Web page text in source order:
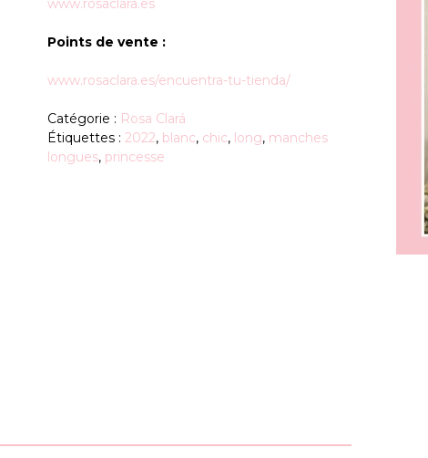
www.rosaclara.es
Points de vente :
www.rosaclara.es/encuentra-tu-tienda/
Catégorie : Rosa Clará
Étiquettes : 2022, blanc, chic, long, manches
longues, princesse